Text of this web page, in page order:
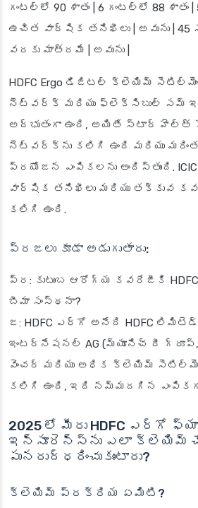
గంటల్లో 90 శాతం | 6 గంటల్లో 88 శాతం |
ఉచిత వార్షిక తనిఖీలు | అవును |
వరకు మాత్రమే | అవును |
HDFC Ergo డిజిటల్ క్లెయిమ్
నెట్‌వర్క్ మరియు ఫ్లెక్సిబుల్ సమ్
అద్భుతంగా ఉంది, అయితే స్టార్ హెల్త్
నెట్‌వర్క్‌ను కలిగి ఉంది మరియు
ప్రయోజన ఎంపికలను అందిస్తుంది.
వార్షిక తనిఖీలు మరియు తక్కువ
కలిగి ఉంది.
ప్రజలు కూడా అడుగుతారు:
ప్ర: కుటుంబ ఆరోగ్య కవరేజీకి
బీమా సంస్థనా?
జ: HDFC ఎర్గో అనేది HDFC లిమిటెడ్
ఇంటర్నేషనల్ AG (మ్యూనిచ్ రీ
వెంచర్ మరియు అధిక క్లెయిమ్
కలిగి ఉంది, ఇది నమ్మదగిన
2025 లో మీరు HDFC ఎర్గో
ఇన్సూరెన్స్‌ను ఎలా క్లెయిమ్
పునరుద్ధరించుకుంటారు?
క్లెయిమ్ ప్రక్రియ ఏమిటి?